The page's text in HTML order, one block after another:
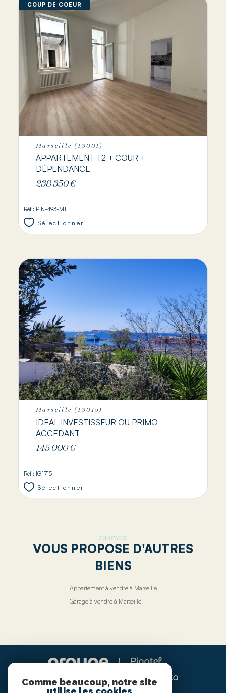
COUP DE COEUR
Marseille (13001)
APPARTEMENT T2 + COUR +
DÉPENDANCE
238 350 €
Réf : PIN-493-MT
Sélectionner
Marseille (13015)
IDEAL INVESTISSEUR OU PRIMO
ACCEDANT
145 000 €
Réf : IG1715
Sélectionner
L'AGENCE
VOUS PROPOSE D'AUTRES
BIENS
Appartement à vendre à Marseille
Garage à vendre à Marseille
Comme beaucoup, notre site